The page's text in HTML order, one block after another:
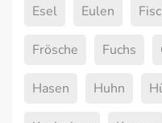
Esel Eulen
Frösche Fuchs
Hasen Huhn